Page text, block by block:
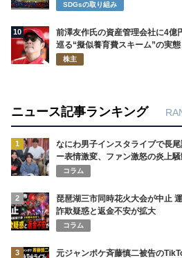
SDGsの取り組み
10
前澤友作氏の資産管理会社に4
巡る“擬似養育費スキーム”の実
株主
ニュース記事ランキング
1
なにわ男子インスタライブで長
ー表情激変、ファン激怒の炎上
コラム
2
琵琶湖三市同時花火大会が中止
詐欺疑惑と返金不安が拡大
コラム
3
元ジャンポケ斉藤慎二被告の